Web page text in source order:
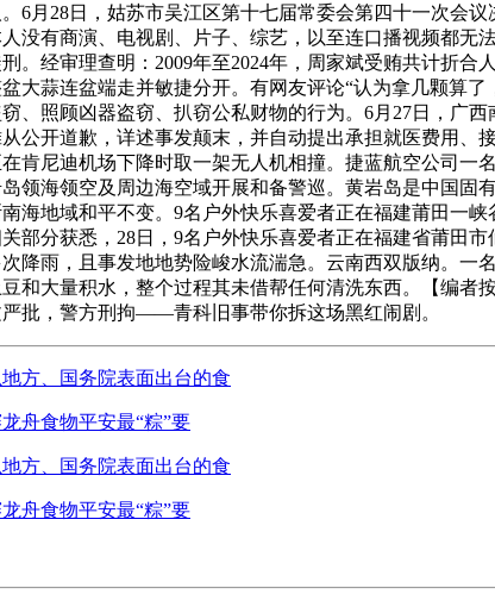
6月28日，姑苏市吴江区第十七届常委会第四十一次会
没有商演、电视剧、片子、综艺，以至连口播视频都
。经审理查明：2009年至2024年，周家斌受贿共计折
大蒜连盆端走并敏捷分开。有网友评论“认为拿几颗算
、照顾凶器盗窃、扒窃公私财物的行为。6月27日，广
公开道歉，详述事发颠末，并自动提出承担就医费用
肯尼迪机场下降时取一架无人机相撞。捷蓝航空公司
领海领空及周边海空域开展和备警巡。黄岩岛是中国
海地域和平不变。9名户外快乐喜爱者正在福建莆田一
部分获悉，28日，9名户外快乐喜爱者正在福建省莆田
降雨，且事发地地势险峻水流湍急。云南西双版纳。
和大量积水，整个过程其未借帮任何清洗东西。【编
批，警方刑拘——青科旧事带你拆这场黑红闹剧。
地方、国务院表面出台的食
舟食物平安最“粽”要
地方、国务院表面出台的食
舟食物平安最“粽”要